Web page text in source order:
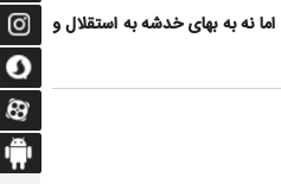
نه به بهای خدشه به استقلال و